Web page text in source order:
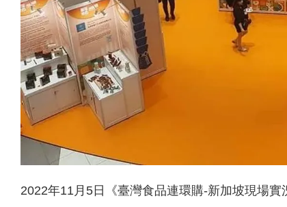
2022年11月5日《臺灣食品連環購-新加坡現場實